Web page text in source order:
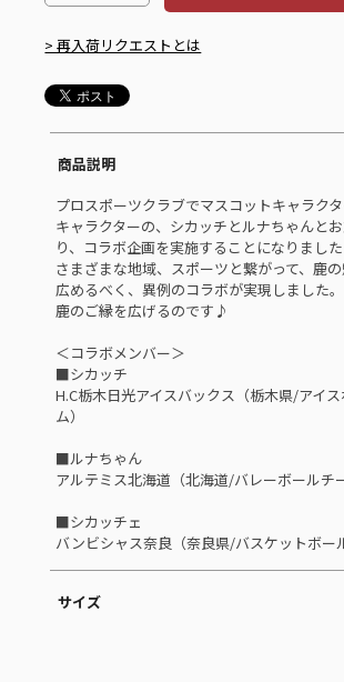
> 再入荷リクエストとは
商品説明
プロスポーツクラブでマスコットキャラク
キャラクターの、シカッチとルナちゃんと
り、コラボ企画を実施することになりました
さまざまな地域、スポーツと繋がって、鹿
広めるべく、異例のコラボが実現しました。
鹿のご縁を広げるのです♪
＜コラボメンバー＞
■シカッチ
H.C栃木日光アイスバックス（栃木県/アイ
ム）
■ルナちゃん
アルテミス北海道（北海道/バレーボールチ
■シカッチェ
バンビシャス奈良（奈良県/バスケットボー
サイズ